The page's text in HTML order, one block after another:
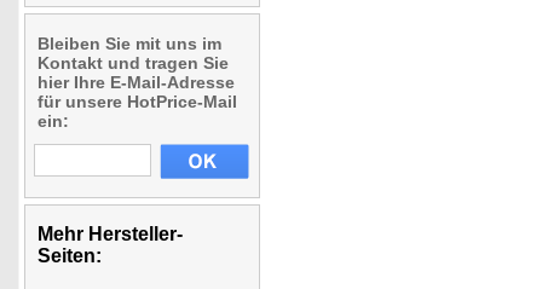
Bleiben Sie mit uns im
Kontakt und tragen Sie
hier Ihre E-Mail-Adresse
für unsere HotPrice-Mail
ein:
Mehr Hersteller-
Seiten: